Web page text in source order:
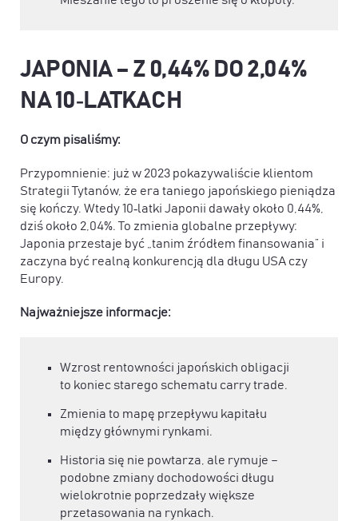
JAPONIA – Z 0,44% DO 2,04%
NA 10‑LATKACH
O czym pisaliśmy:
Przypomnienie: już w 2023 pokazywaliście klientom
Strategii Tytanów, że era taniego japońskiego pieniądza
się kończy. Wtedy 10‑latki Japonii dawały około 0,44%,
dziś około 2,04%. To zmienia globalne przepływy:
Japonia przestaje być „tanim źródłem finansowania” i
zaczyna być realną konkurencją dla długu USA czy
Europy.
Najważniejsze informacje:
Wzrost rentowności japońskich obligacji
to koniec starego schematu carry trade.
Zmienia to mapę przepływu kapitału
między głównymi rynkami.
Historia się nie powtarza, ale rymuje –
podobne zmiany dochodowości długu
wielokrotnie poprzedzały większe
przetasowania na rynkach.